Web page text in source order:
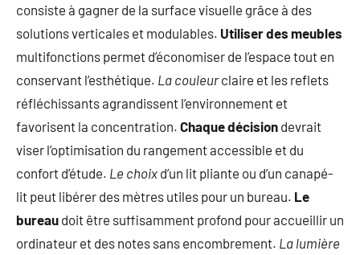
consiste à gagner de la surface visuelle grâce à des
solutions verticales et modulables. Utiliser des meubles
multifonctions permet d’économiser de l’espace tout en
conservant l’esthétique. La couleurclaire et les reflets
réfléchissants agrandissent l’environnement et
favorisent la concentration. Chaque décision devrait
viser l’optimisation du rangement accessible et du
confort d’étude. Le choix d’un lit pliante ou d’un canapé-
lit peut libérer des mètres utiles pour un bureau. Le
bureau doit être suffisamment profond pour accueillir un
ordinateur et des notes sans encombrement. La lumière